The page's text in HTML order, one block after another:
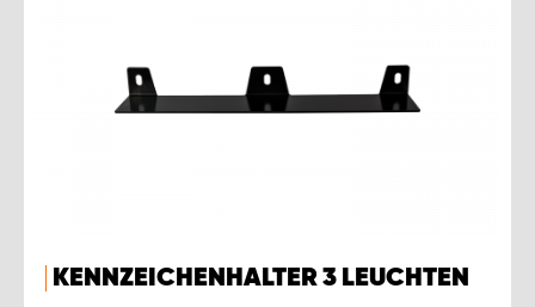
KENNZEICHENHALTER 3 LEUCHTEN